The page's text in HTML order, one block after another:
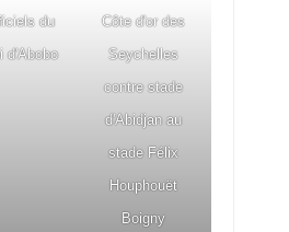
du
d'Abobo
Côte d'or des
Seychelles
contre stade
d'Abidjan au
stade Félix
Houphouët
Boigny